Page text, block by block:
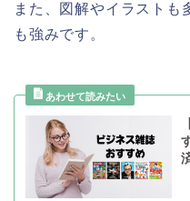
また、図解やイラストも
も強みです。